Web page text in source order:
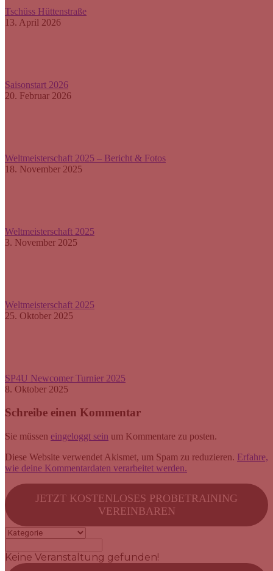
Tschüss Hüttenstraße
13. April 2026
Saisonstart 2026
20. Februar 2026
Weltmeisterschaft 2025 – Bericht & Fotos
18. November 2025
Weltmeisterschaft 2025
3. November 2025
Weltmeisterschaft 2025
25. Oktober 2025
SP4U Newcomer Turnier 2025
8. Oktober 2025
Schreibe einen Kommentar
Sie müssen eingeloggt sein um Kommentare zu posten.
Diese Website verwendet Akismet, um Spam zu reduzieren. Erfahre,
wie deine Kommentardaten verarbeitet werden.
JETZT KOSTENLOSES PROBETRAINING
VEREINBAREN
Keine Veranstaltung gefunden!